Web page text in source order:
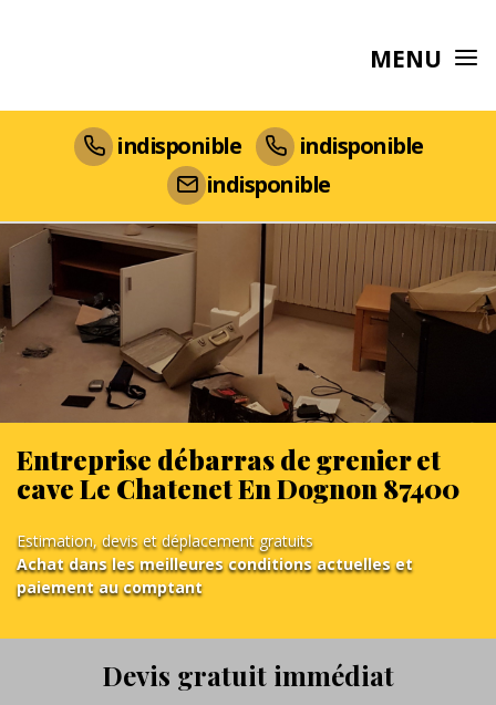
MENU
indisponible
indisponible
indisponible
Entreprise débarras de grenier et
cave Le Chatenet En Dognon 87400
Estimation, devis et déplacement gratuits
Achat dans les meilleures conditions actuelles et
paiement au comptant
Devis gratuit immédiat